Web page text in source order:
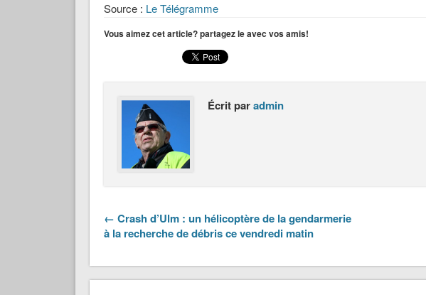
Source : Le Télégramme
Vous aimez cet article? partagez le avec vos amis!
Écrit paradmin
← Crash d’Ulm : un hélicoptère de la gendarmerie
à la recherche de débris ce vendredi matin